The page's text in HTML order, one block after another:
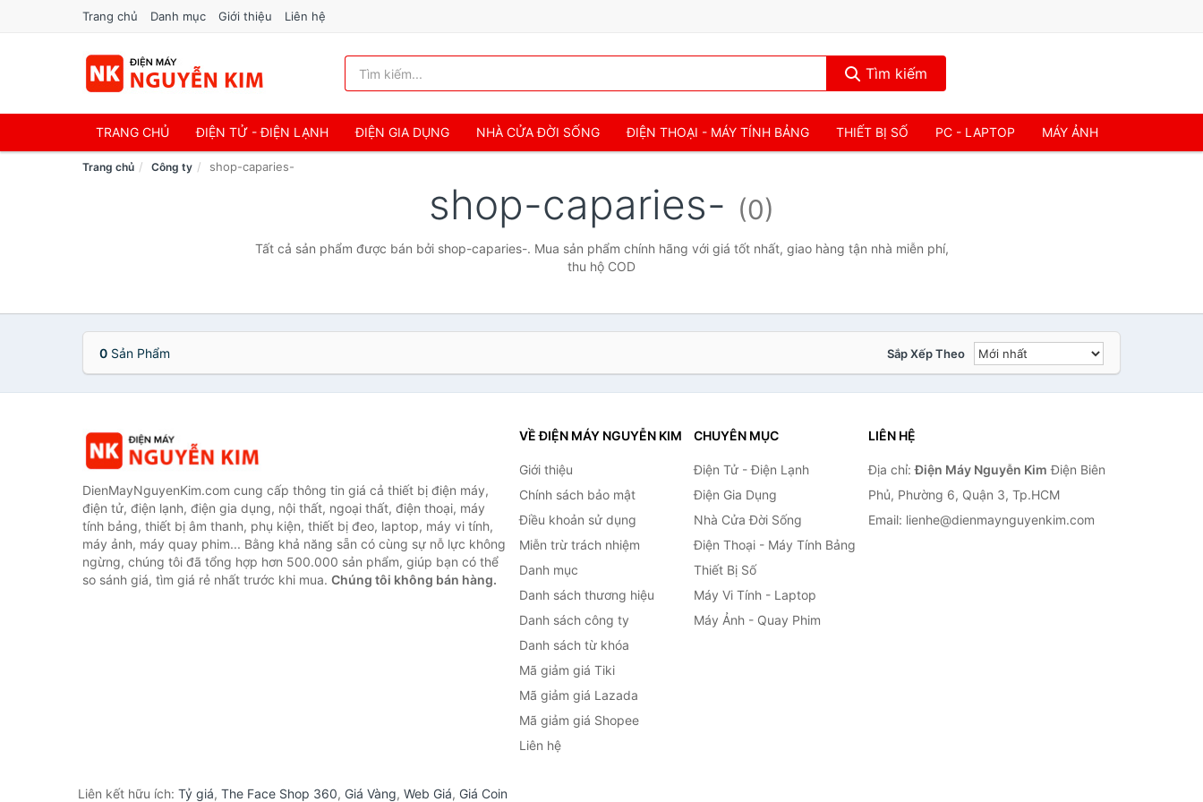
Trang chủ Danh mục Giới thiệu Liên hệ
Tìm kiếm
TRANG CHỦ ĐIỆN TỬ - ĐIỆN LẠNH ĐIỆN GIA DỤNG NHÀ CỬA ĐỜI SỐNG ĐIỆN THOẠI - MÁY TÍNH BẢNG THIẾT BỊ SỐ PC - LAPTOP MÁY ẢNH
Trang chủ Công ty shop-caparies-
shop-caparies- (0)
Tất cả sản phẩm được bán bởi shop-caparies-. Mua sản phẩm chính hãng với giá tốt nhất, giao hàng tận nhà miễn phí,
thu hộ COD
0 Sản Phẩm Sắp Xếp Theo
DienMayNguyenKim.com cung cấp thông tin giá cả thiết bị điện máy,
điện tử, điện lạnh, điện gia dụng, nội thất, ngoại thất, điện thoại, máy
tính bảng, thiết bị âm thanh, phụ kiện, thiết bị đeo, laptop, máy vi tính,
máy ảnh, máy quay phim... Bằng khả năng sẵn có cùng sự nỗ lực không
ngừng, chúng tôi đã tổng hợp hơn 500.000 sản phẩm, giúp bạn có thể
so sánh giá, tìm giá rẻ nhất trước khi mua. Chúng tôi không bán hàng.
VỀ ĐIỆN MÁY NGUYỄN KIM
Giới thiệu
Chính sách bảo mật
Điều khoản sử dụng
Miễn trừ trách nhiệm
Danh mục
Danh sách thương hiệu
Danh sách công ty
Danh sách từ khóa
Mã giảm giá Tiki
Mã giảm giá Lazada
Mã giảm giá Shopee
Liên hệ
CHUYÊN MỤC
Điện Tử - Điện Lạnh
Điện Gia Dụng
Nhà Cửa Đời Sống
Điện Thoại - Máy Tính Bảng
Thiết Bị Số
Máy Vi Tính - Laptop
Máy Ảnh - Quay Phim
LIÊN HỆ
Địa chỉ:Điện Máy Nguyễn Kim Điện Biên
Phủ, Phường 6, Quận 3, Tp.HCM
Email: lienhe@dienmaynguyenkim.com
Liên kết hữu ích: Tỷ giá, The Face Shop 360, Giá Vàng, Web Giá, Giá Coin